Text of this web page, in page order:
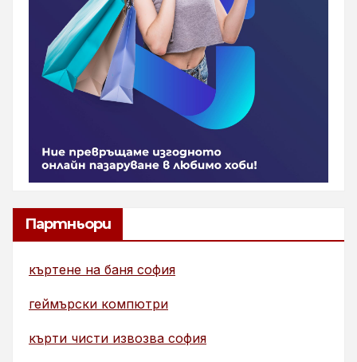
Партньори
къртене на баня софия
геймърски компютри
кърти чисти извозва софия